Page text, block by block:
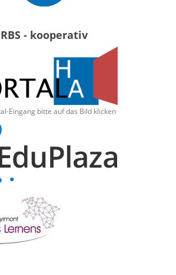
RBS - kooperativ
Eingang bitte auf das Bild klicken